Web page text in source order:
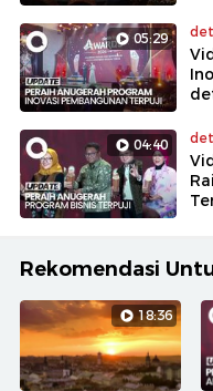
05:29
04:40
Rekomendasi
18:36